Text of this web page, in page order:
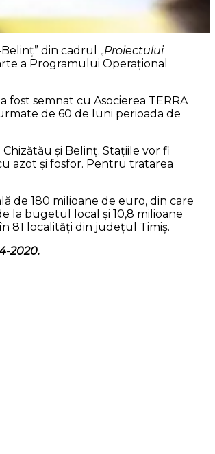
din cadrul „Proiectului
a Programului Operațional
fost semnat cu Asocierea TERRA
urmate de 60 de luni perioada de
și Belinț. Stațiile vor fi
azot și fosfor. Pentru tratarea
de 180 milioane de euro, din care
la bugetul local și 10,8 milioane
81 localități din județul Timiș.
2020.